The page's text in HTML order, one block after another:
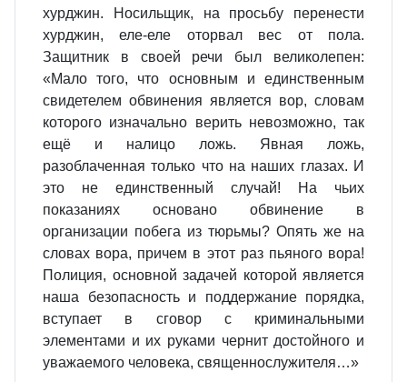
хурджин. Носильщик, на просьбу перенести
хурджин, еле-еле оторвал вес от пола.
Защитник в своей речи был великолепен:
«Мало того, что основным и единственным
свидетелем обвинения является вор, словам
которого изначально верить невозможно, так
ещё и налицо ложь. Явная ложь,
разоблаченная только что на наших глазах. И
это не единственный случай! На чьих
показаниях основано обвинение в
организации побега из тюрьмы? Опять же на
словах вора, причем в этот раз пьяного вора!
Полиция, основной задачей которой является
наша безопасность и поддержание порядка,
вступает в сговор с криминальными
элементами и их руками чернит достойного и
уважаемого человека, священнослужителя…»